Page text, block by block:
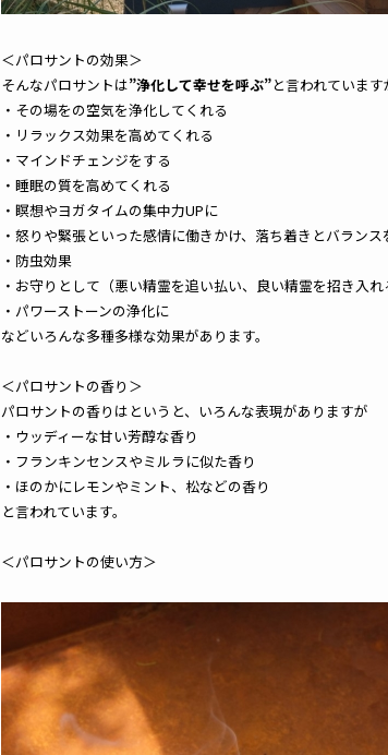
＜パロサントの効果＞
そんなパロサントは”浄化して幸せを呼ぶ”と言われています
・その場をの空気を浄化してくれる
・リラックス効果を高めてくれる
・マインドチェンジをする
・睡眠の質を高めてくれる
・瞑想やヨガタイムの集中力UPに
・怒りや緊張といった感情に働きかけ、落ち着きとバランス
・防虫効果
・お守りとして（悪い精霊を追い払い、良い精霊を招き入れ
・パワーストーンの浄化に
などいろんな多種多様な効果があります。
＜パロサントの香り＞
パロサントの香りはというと、いろんな表現がありますが
・ウッディーな甘い芳醇な香り
・フランキンセンスやミルラに似た香り
・ほのかにレモンやミント、松などの香り
と言われています。
＜パロサントの使い方＞